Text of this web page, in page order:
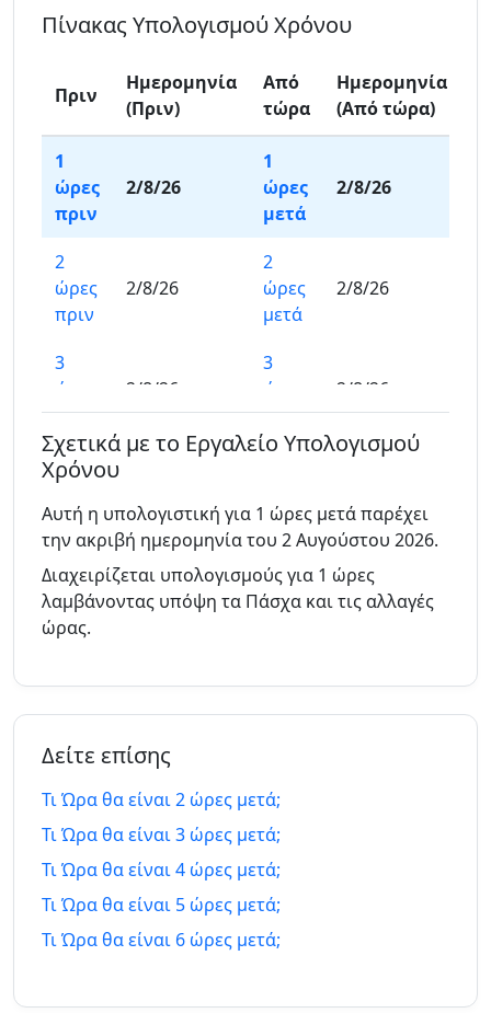
Πίνακας Υπολογισμού Χρόνου
Πριν
Ημερομηνία
(Πριν)
Από
τώρα
Ημερομηνία
(Από τώρα)
1
ώρες
πριν
2/8/26
1
ώρες
μετά
2/8/26
2
ώρες
πριν
2/8/26
2
ώρες
μετά
2/8/26
3
ώρες
πριν
2/8/26
3
ώρες
μετά
2/8/26
4
ώρες
πριν
μετά
ώρες
πριν
5
ώρες
μετά
2/8/26
ώρες
πριν
2/8/26
ώρες
μετά
2/8/26
7
ώρες
πριν
2/8/26
ώρες
8
ώρες
πριν
2/8/26
8
ώρες
μετά
Σχετικά με το Εργαλείο Υπολογισμού
Χρόνου
Αυτή η υπολογιστική για 1 ώρες μετά παρέχει
την ακριβή ημερομηνία του 2 Αυγούστου 2026.
Διαχειρίζεται υπολογισμούς για 1 ώρες
λαμβάνοντας υπόψη τα Πάσχα και τις αλλαγές
ώρας.
Δείτε επίσης
Τι Ώρα θα είναι 2 ώρες μετά;
Τι Ώρα θα είναι 3 ώρες μετά;
Τι Ώρα θα είναι 4 ώρες μετά;
Τι Ώρα θα είναι 5 ώρες μετά;
Τι Ώρα θα είναι 6 ώρες μετά;